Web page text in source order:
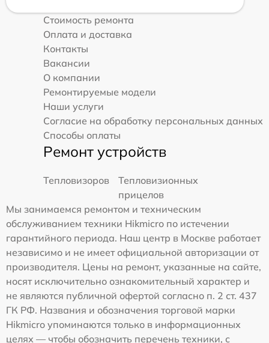
Стоимость ремонта
Оплата и доставка
Контакты
Вакансии
О компании
Ремонтируемые модели
Наши услуги
Согласие на обработку персональных данных
Способы оплаты
Ремонт устройств
Тепловизоров
Тепловизионных
прицелов
Мы занимаемся ремонтом и техническим
обслуживанием техники Hikmicro по истечении
гарантийного периода. Наш центр в Москве работает
независимо и не имеет официальной авторизации от
производителя. Цены на ремонт, указанные на сайте,
носят исключительно ознакомительный характер и
не являются публичной офертой согласно п. 2 ст. 437
ГК РФ. Названия и обозначения торговой марки
Hikmicro упоминаются только в информационных
целях — чтобы обозначить перечень техники, с